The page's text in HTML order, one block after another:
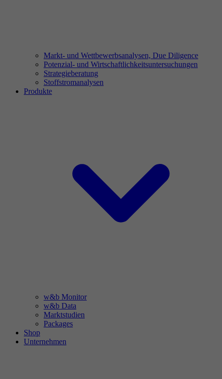
Markt- und Wettbewerbsanalysen, Due Diligence
Potenzial- und Wirtschaftlichkeitsuntersuchungen
Strategieberatung
Stoffstromanalysen
Produkte
w&b Monitor
w&b Data
Marktstudien
Packages
Shop
Unternehmen